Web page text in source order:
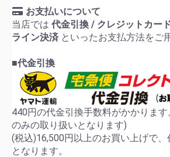
お支払いについて
当店では 代金引換 / クレジットカー
ライン決済 といったお支払方法をご
■代金引換
440円の代金引換手数料がかかりま
のみの取り扱いとなります)
(税込)16,500円以上のお買い上げで
となります。